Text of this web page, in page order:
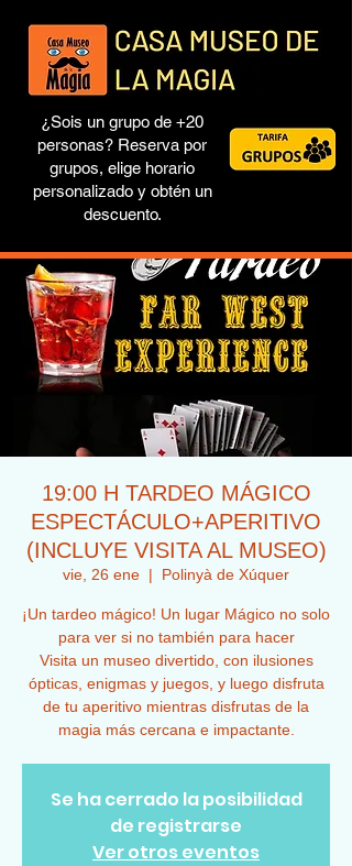
¿Sois un grupo de +20
personas? Reserva por
grupos, elige horario
personalizado y obtén un
descuento.
19:00 H TARDEO MÁGICO
ESPECTÁCULO+APERITIVO
(INCLUYE VISITA AL MUSEO)
vie, 26 ene
  |
Polinyà de Xúquer
¡Un tardeo mágico! Un lugar Mágico no solo
para ver si no también para hacer
Visita un museo divertido, con ilusiones
ópticas, enigmas y juegos, y luego disfruta
de tu aperitivo mientras disfrutas de la
magia más cercana e impactante.
Se ha cerrado la posibilidad
de registrarse
Ver otros eventos